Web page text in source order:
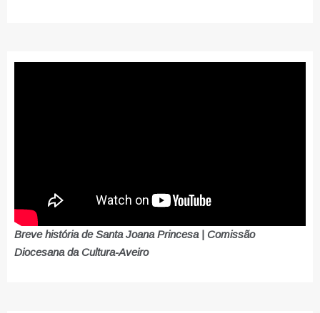
Breve história de Santa Joana Princesa | Comissão
Diocesana da Cultura-Aveiro